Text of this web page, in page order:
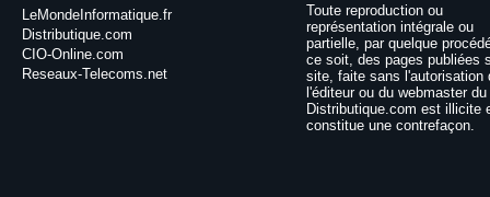
LeMondeInformatique.fr
Distributique.com
CIO-Online.com
Reseaux-Telecoms.net
Toute reproduction ou
représentation intégrale ou
partielle, par quelque
ce soit, des pages publiées
site, faite sans l'autorisation
l'éditeur ou du webmaster
Distributique.com est illicite
constitue une contrefaçon.